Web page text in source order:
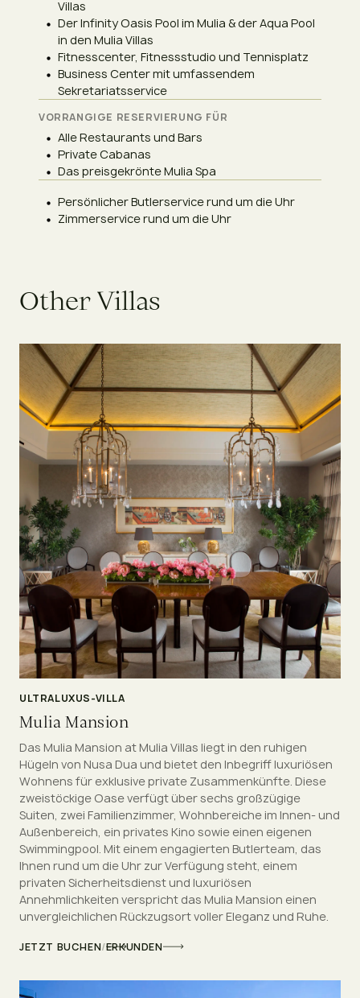
Villas
Der Infinity Oasis Pool im Mulia & der Aqua Pool
in den Mulia Villas
Fitnesscenter, Fitnessstudio und Tennisplatz
Business Center mit umfassendem
Sekretariatsservice
VORRANGIGE RESERVIERUNG FÜR
Alle Restaurants und Bars
Private Cabanas
Das preisgekrönte Mulia Spa
Persönlicher Butlerservice rund um die Uhr
Zimmerservice rund um die Uhr
OtherVillas
ULTRALUXUS-VILLA
Mulia Mansion
Das Mulia Mansion at Mulia Villas liegt in den ruhigen
Hügeln von Nusa Dua und bietet den Inbegriff luxuriösen
Wohnens für exklusive private Zusammenkünfte. Diese
zweistöckige Oase verfügt über sechs großzügige
Suiten, zwei Familienzimmer, Wohnbereiche im Innen- und
Außenbereich, ein privates Kino sowie einen eigenen
Swimmingpool. Mit einem engagierten Butlerteam, das
Ihnen rund um die Uhr zur Verfügung steht, einem
privaten Sicherheitsdienst und luxuriösen
Annehmlichkeiten verspricht das Mulia Mansion einen
unvergleichlichen Rückzugsort voller Eleganz und Ruhe.
JETZT BUCHEN/ERKUNDEN